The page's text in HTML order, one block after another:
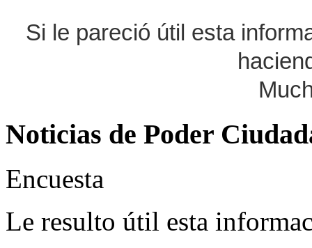
Si le pareció útil esta
Noticias de Poder
Encuesta
Le resulto útil esta